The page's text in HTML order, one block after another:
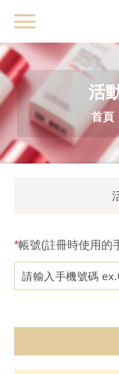
活
首頁
帳號(註冊時使用的